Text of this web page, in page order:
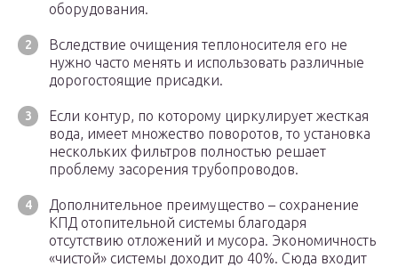
оборудования.
Вследствие очищения теплоносителя его не
нужно часто менять и использовать различные
дорогостоящие присадки.
Если контур, по которому циркулирует жесткая
вода, имеет множество поворотов, то установка
нескольких фильтров полностью решает
проблему засорения трубопроводов.
Дополнительное преимущество – сохранение
КПД отопительной системы благодаря
отсутствию отложений и мусора. Экономичность
«чистой» системы доходит до 40%. Сюда входит